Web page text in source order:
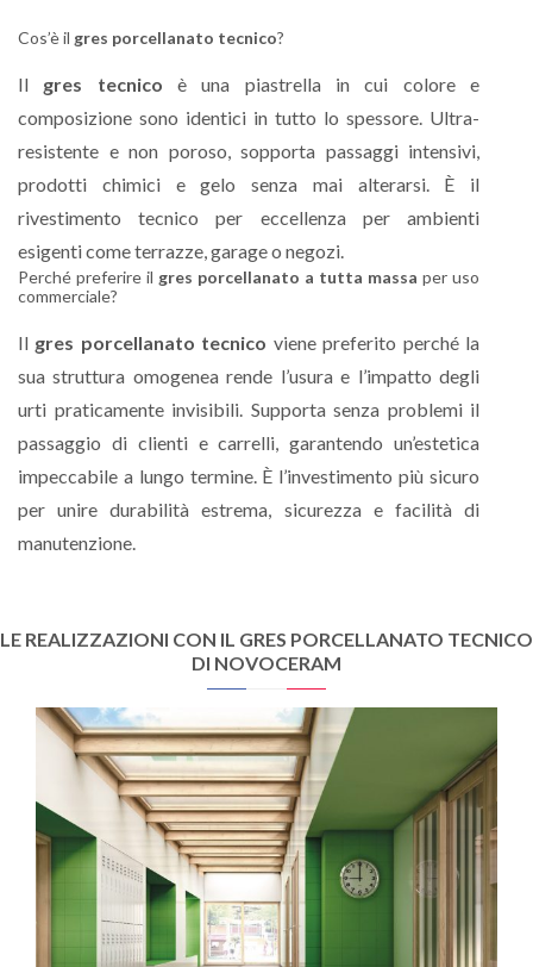
Cos’è il gres porcellanato tecnico?
Il gres tecnico è una piastrella in cui colore e
composizione sono identici in tutto lo spessore. Ultra-
resistente e non poroso, sopporta passaggi intensivi,
prodotti chimici e gelo senza mai alterarsi. È il
rivestimento tecnico per eccellenza per ambienti
esigenti come terrazze, garage o negozi.
Perché preferire il gres porcellanato a tutta massa per uso
commerciale?
Il gres porcellanato tecnico viene preferito perché la
sua struttura omogenea rende l’usura e l’impatto degli
urti praticamente invisibili. Supporta senza problemi il
passaggio di clienti e carrelli, garantendo un’estetica
impeccabile a lungo termine. È l’investimento più sicuro
per unire durabilità estrema, sicurezza e facilità di
manutenzione.
LE REALIZZAZIONI CON IL GRES PORCELLANATO TECNICO
DI NOVOCERAM